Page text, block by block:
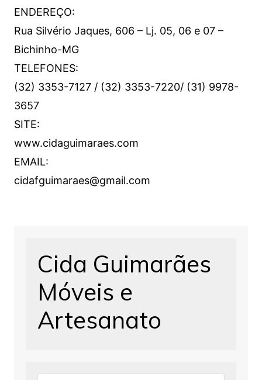
ENDEREÇO:
Rua Silvério Jaques, 606 – Lj. 05, 06 e 07 –
Bichinho-MG
TELEFONES:
(32) 3353-7127 / (32) 3353-7220/ (31) 9978-
3657
SITE:
www.cidaguimaraes.com
EMAIL:
cidafguimaraes@gmail.com
Cida Guimarães
Móveis e
Artesanato